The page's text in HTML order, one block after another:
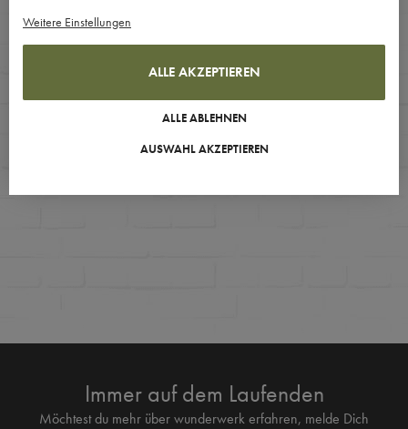
Immer auf dem Laufenden
Möchtest du mehr über wunderwerk erfahren, melde Dich
Weitere Einstellungen
ALLE AKZEPTIEREN
ALLE ABLEHNEN
AUSWAHL AKZEPTIEREN